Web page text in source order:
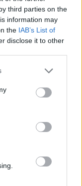
third parties on the
information may
the IAB’s List of
disclose it to other
salud psicológica,
podamos tener
hemos estado
son muy
la gente es
tiempo para hacer